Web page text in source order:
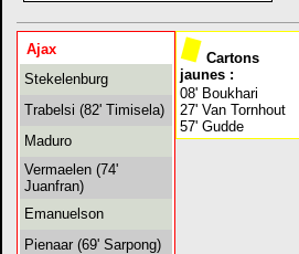
Ajax
Stekelenburg
Trabelsi (82' Timisela)
Maduro
Vermaelen (74'
Juanfran)
Emanuelson
Pienaar (69' Sarpong)
Cartons
jaunes :
08' Boukhari
27' Van Tornhout
57' Gudde